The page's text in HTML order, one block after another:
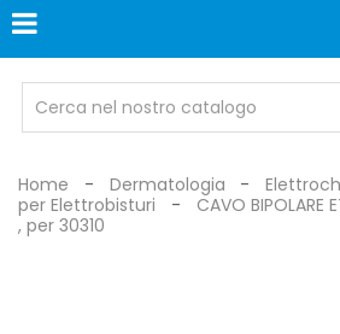
MEDICO
OCCHIALI
DI
Home Dermatologia
per Elettrobisturi
CAVO BIPOLARE
, per 30310